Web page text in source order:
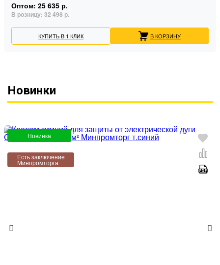
Оптом: 25 635 р.
В розницу: 32 498 р.
КУПИТЬ В 1 КЛИК В КОРЗИНУ
Новинки
Новинка
Есть заключение
Минпромторга